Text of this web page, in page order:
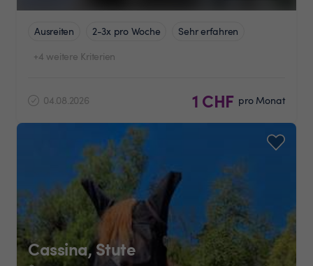
Ausreiten 2-3x pro Woche
Sehr erfahren
+4 weitere Kriterien
04.08.2026 1 CHF pro Monat
Cassina, Stute